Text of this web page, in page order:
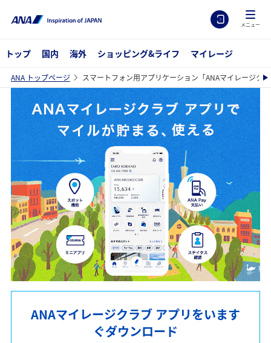
メニュー
トップ 国内 海外 ショッピング&ライフ マイレージ
ANA トップページ スマートフォン用アプリケーション「ANAマイレージク
ANAマイレージクラブ アプリをいます
ぐダウンロード